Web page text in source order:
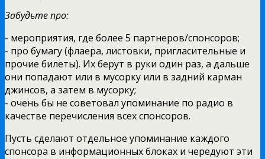
Забудьте про:
- мероприятия, где более 5 партнеров/спонсоров;
- про бумагу (флаера, листовки, пригласительные и
прочие билеты). Их берут в руки один раз, а дальше
они попадают или в мусорку или в задний карман
джинсов, а затем в мусорку;
- очень бы не советовал упоминание по радио в
качестве перечисления всех спонсоров.
Пусть сделают отдельное упоминание каждого
спонсора в информационных блоках и чередуют эти